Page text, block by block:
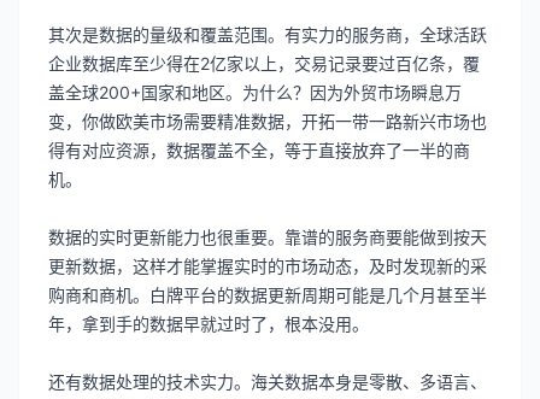
其次是数据的量级和覆盖范围。有实力的服务商，全球活跃
企业数据库至少得在2亿家以上，交易记录要过百亿条，覆
盖全球200+国家和地区。为什么？因为外贸市场瞬息万
变，你做欧美市场需要精准数据，开拓一带一路新兴市场也
得有对应资源，数据覆盖不全，等于直接放弃了一半的商
机。
数据的实时更新能力也很重要。靠谱的服务商要能做到按天
更新数据，这样才能掌握实时的市场动态，及时发现新的采
购商和商机。白牌平台的数据更新周期可能是几个月甚至半
年，拿到手的数据早就过时了，根本没用。
还有数据处理的技术实力。海关数据本身是零散、多语言、